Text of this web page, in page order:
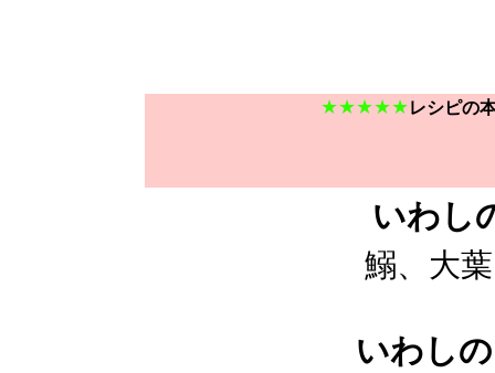
★★★★★レシピの
いわし
鰯、大
いわし